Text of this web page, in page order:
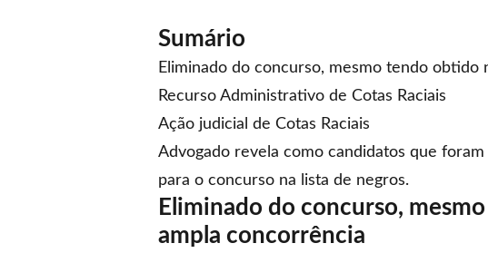
Sumário
Eliminado do concurso, mesmo tendo
Recurso Administrativo de Cotas Raciais
Ação judicial de Cotas Raciais
Advogado revela como candidatos que
para o concurso na lista de negros.
Eliminado do concurso,
ampla concorrência